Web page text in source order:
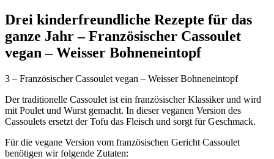
Drei kinderfreundliche Rezepte für das
ganze Jahr – Französischer Cassoulet
vegan – Weisser Bohneneintopf
3 – Französischer Cassoulet vegan – Weisser Bohneneintopf
Der traditionelle Cassoulet ist ein französischer Klassiker und wird
mit Poulet und Wurst gemacht. In dieser veganen Version des
Cassoulets ersetzt der Tofu das Fleisch und sorgt für Geschmack.
Für die vegane Version vom französischen Gericht Cassoulet
benötigen wir folgende Zutaten: